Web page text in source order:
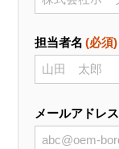
担当者名 (必須)
メールアドレス